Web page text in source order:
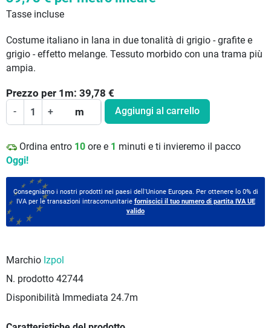
Tasse incluse
Costume italiano in lana in due tonalità di grigio - grafite e
grigio - effetto melange. Tessuto morbido con una trama più
ampia.
Prezzo per 1 m: 39,78 €
- + m Aggiungi al carrello
Ordina entro 10 ore e 1 minuti e ti invieremo il pacco
Oggi!
Consegniamo i nostri prodotti nei paesi dell'Unione Europea. Per ottenere lo 0% di
IVA per le transazioni intracomunitarie forniscici il tuo numero di partita IVA UE
valido
Marchio Izpol
N. prodotto 42744
Disponibilità Immediata 24.7m